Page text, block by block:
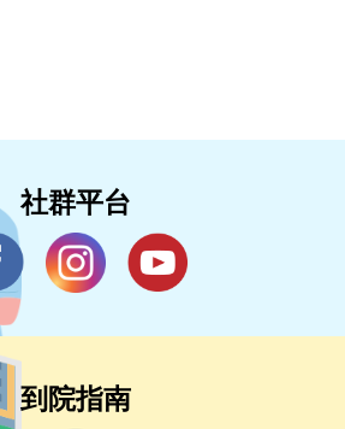
社群平台
到院指南